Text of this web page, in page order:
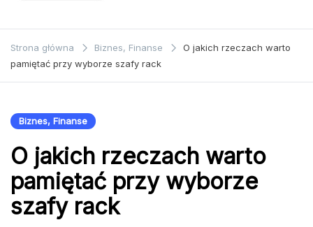
Babor
Strona główna Biznes, Finanse
O jakich rzeczach warto
pamiętać przy wyborze szafy rack
Biznes, Finanse
O jakich rzeczach warto
pamiętać przy wyborze
szafy rack